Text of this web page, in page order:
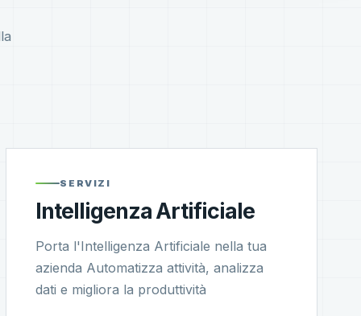
SERVIZI
Intelligenza Artificiale
Porta l'Intelligenza Artificiale nella tua
azienda Automatizza attività, analizza
dati e migliora la produttività